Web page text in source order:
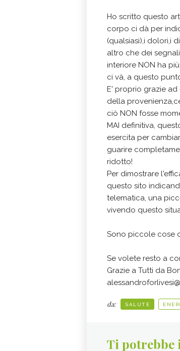
Ho scritto questo
corpo ci dà per
(qualsiasi),i dolori,i
altro che dei
interiore NON ha
ci và, a questo
E' proprio grazie
della
ciò NON fosse
MAI definitiva,
esercita per
guarire
ridotto!
Per dimostrare
questo sito
telematica, una
vivendo questo
Sono piccole cose
Se volete resto a
Grazie a Tutti da
da: SALUTE
Ti potrebbe